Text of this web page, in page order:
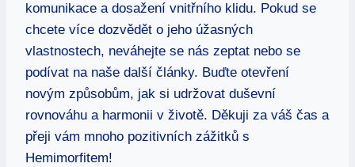
komunikace a dosažení vnitřního klidu. Pokud se
chcete více dozvědět o jeho úžasných
vlastnostech, neváhejte se nás zeptat nebo se
podívat na naše další články. Buďte otevření
novým způsobům, jak si udržovat duševní
rovnováhu a harmonii v životě. Děkuji za váš čas a
přeji vám mnoho pozitivních zážitků s
Hemimorfitem!